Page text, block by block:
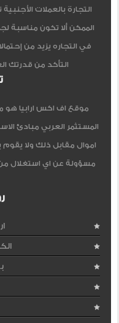
التجارة بالعملات
الممكن ألا تكون مناسبة
في التجاره يزيد من
التأكد من قدرتك
موقع اف اكس ارابيا
المستثمر العربي مبادئ
اموال مقابل ذلك ولا يقوم
مسؤولة عن اي استغلال